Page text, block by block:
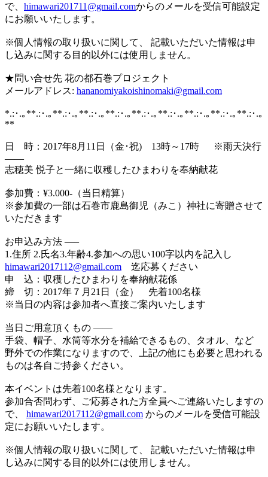
で、 himawari201711@gmail.comからのメールを受信可能設定
にお願いいたします。
※個人情報の取り扱いに関して、 記載いただいた情報は申
し込みに関する目的以外には使用しません。
★問い合せ先 花の都石巻プロジェクト
メールアドレス: hananomiyakoishinomaki@gmail.com
*.:･.｡**.:･.｡**.:･.｡**.:･.｡**.:･.｡**.:･.｡**.:･.｡**.:･.｡**.:･.｡**.:･.｡
**
日 時：2017年8月11日（金･祝) 13時～17時 ※雨天決行
——
志穂美 悦子と一緒に収穫したひまわりを奉納献花
参加費：¥3.000-（当日精算）
※参加費の一部は石巻市鹿島御児（みこ）神社に寄贈させて
いただきます
お申込み方法 —–
1.住所 2.氏名3.年齢4.参加への思い100字以内を記入し
himawari2017112@gmail.com 迄応募ください
申 込：収穫したひまわりを奉納献花係
締 切：2017年７月21日（金） 先着100名様
※当日の内容は参加者へ直接ご案内いたします
当日ご用意頂くもの ——
手袋、帽子、水筒等水分を補給できるもの、タオル、など
野外での作業になりますので、上記の他にも必要と思われる
ものは各自ご持参ください。
本イベントは先着100名様となります。
参加合否問わず、ご応募された方全員へご連絡いたしますの
で、 himawari2017112@gmail.com からのメールを受信可能設
定にお願いいたします。
※個人情報の取り扱いに関して、 記載いただいた情報は申
し込みに関する目的以外には使用しません。